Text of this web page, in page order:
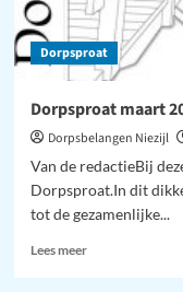
Dorpsproat
Dorpsproat maart
Dorpsbelangen Niezijl
Van de redactieBij
Dorpsproat.In dit
tot de gezamenlijke...
Lees meerLees